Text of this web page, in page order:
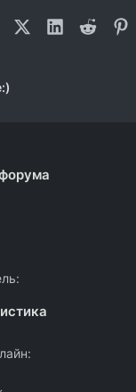
FacebookX (Twitter)
LinkedIn
Reddit